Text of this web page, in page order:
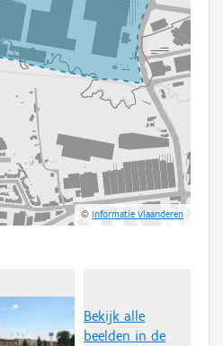
©Informatie Vlaanderen
Bekijk alle
beelden in de